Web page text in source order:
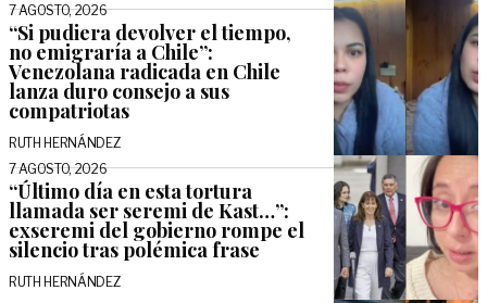
7 AGOSTO, 2026
“Si pudiera devolver el tiempo,
no emigraría a Chile”:
Venezolana radicada en Chile
lanza duro consejo a sus
compatriotas
RUTH HERNÁNDEZ
7 AGOSTO, 2026
“Último día en esta tortura
llamada ser seremi de Kast…”:
exseremi del gobierno rompe el
silencio tras polémica frase
RUTH HERNÁNDEZ